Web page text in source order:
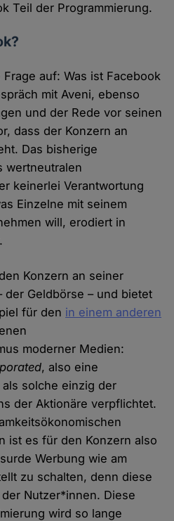
Teil der Programmierung.
auf: Was ist Facebook
mit Aveni, ebenso
und der Rede vor seinen
dass der Konzern an
Das bisherige
wertneutralen
keinerlei Verantwortung
Einzelne mit seinem
will, erodiert in
Konzern an seiner
der Geldbörse – und bietet
für den in einem anderen
moderner Medien:
, also eine
solche einzig der
der Aktionäre verpflichtet.
ist es für den Konzern also
Werbung wie am
zu schalten, denn diese
Nutzer*innen. Diese
wird so lange